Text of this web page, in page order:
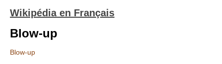
Wikipédia en Français
Blow-up
Blow-up